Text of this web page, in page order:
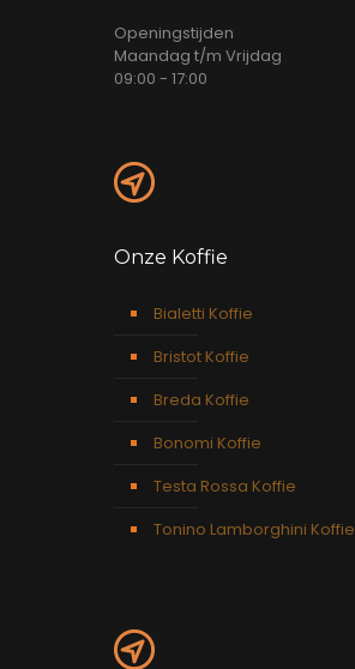
Openingstijden
Maandag t/m Vrijdag
09:00 - 17:00
Onze Koffie
Bialetti Koffie
Bristot Koffie
Breda Koffie
Bonomi Koffie
Testa Rossa Koffie
Tonino Lamborghini Koffie